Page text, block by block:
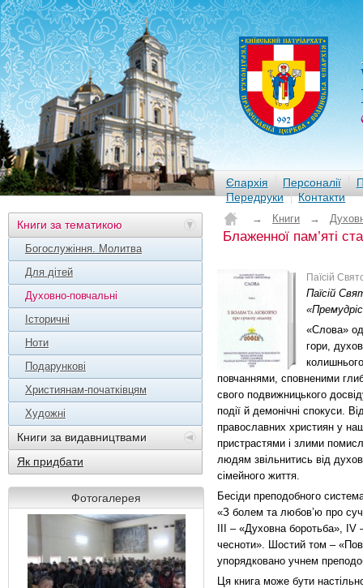
Єпархія Персоналії
Передруки
Контакти
Книги за тематикою
Богослужіння. Молитва
Для дітей
Духовно-повчальні
Історичні
Ноти
Подарункові
Християнам-початківцям
Художні
Книги за видавництвами
Як придбати
Фотогалерея
→ Книги →
Блаженної пам’яті
Паїсій
Паїсій
«Слова»
гори,
повчаннями, сповненими
свого подвижницького
події й демонічні спокуси.
православних християн у
пристрастями і злими
людям звільнитись від
сімейного життя.
Бесіди преподобного
«З болем та любов’ю про
ІІІ – «Духовна боротьба»,
чесноти». Шостий том –
упорядковано учнем
Ця книга може бути